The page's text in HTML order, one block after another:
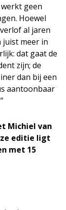
geen
Hoewel
al jaren
juist meer in
dat gaat de
zijn; de
dan bij een
aantoonbaar
Michiel van
editie ligt
met 15